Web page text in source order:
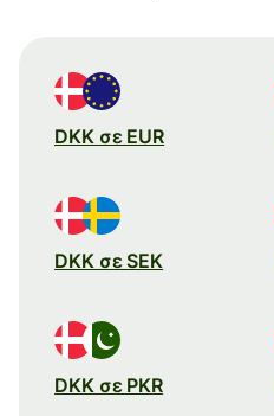
DKK σε EUR
DKK σε SEK
DKK σε PKR